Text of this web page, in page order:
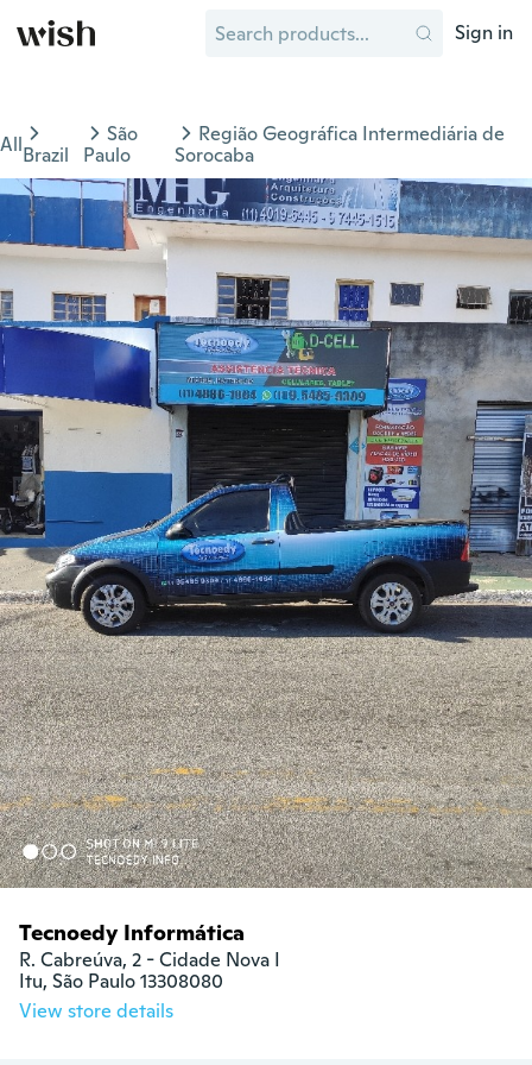
Sign in
AllBrazil
São
Paulo
Região Geográfica Intermediária de
Sorocaba
Tecnoedy Informática
R. Cabreúva, 2 - Cidade Nova I
Itu, São Paulo 13308080
View store details